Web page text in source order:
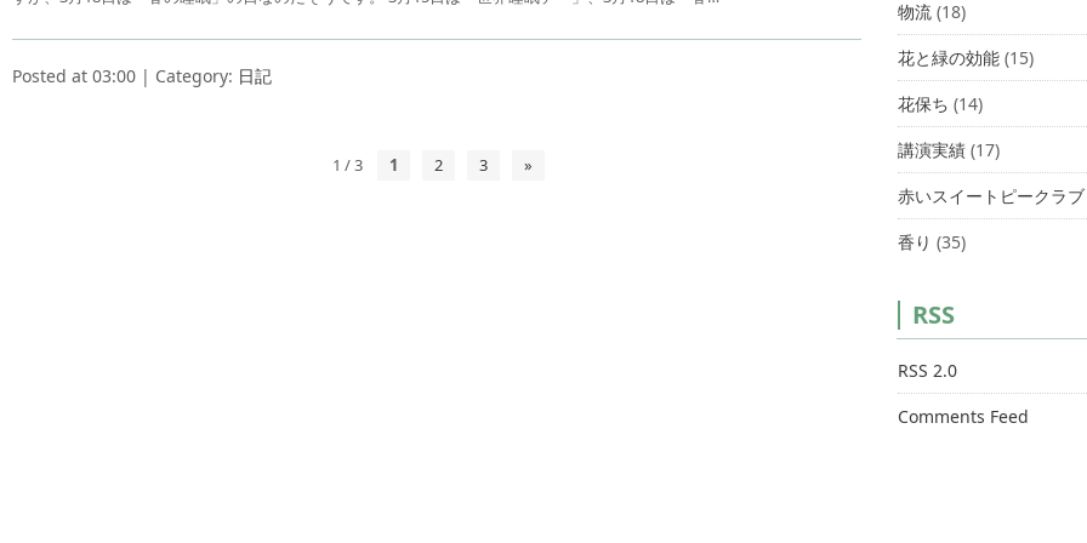
Posted at 03:00 | Category: 日記
1 / 3 1 2 3 »
物流 (18)
花と緑の効能 (15)
花保ち (14)
講演実績 (17)
赤いスイートピークラブ
香り (35)
RSS
RSS 2.0
Comments Feed